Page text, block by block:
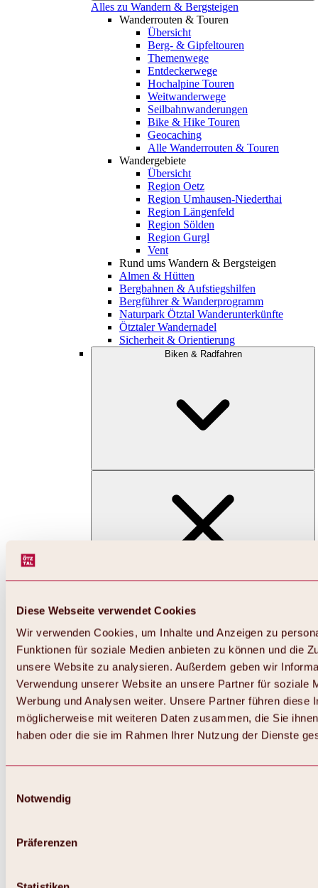
Diese Webseite verwendet Cookies
Wir verwenden Cookies, um Inhalte und Anzeigen zu
Funktionen für soziale Medien anbieten zu können und die
unsere Website zu analysieren. Außerdem geben wir
Verwendung unserer Website an unsere Partner für soziale
Werbung und Analysen weiter. Unsere Partner führen diese
möglicherweise mit weiteren Daten zusammen, die Sie
haben oder die sie im Rahmen Ihrer Nutzung der Dienste
Notwendig
Präferenzen
Alles zu Wandern & Bergsteigen
Wanderrouten & Touren
Übersicht
Berg- & Gipfeltouren
Themenwege
Entdeckerwege
Hochalpine Touren
Weitwanderwege
Seilbahnwanderungen
Bike & Hike Touren
Geocaching
Alle Wanderrouten & Touren
Wandergebiete
Übersicht
Region Oetz
Region Umhausen-Niederthai
Region Längenfeld
Region Sölden
Region Gurgl
Vent
Rund ums Wandern & Bergsteigen
Almen & Hütten
Bergbahnen & Aufstiegshilfen
Bergführer & Wanderprogramm
Naturpark Ötztal Wanderunterkünfte
Ötztaler Wandernadel
Sicherheit & Orientierung
Biken & Radfahren